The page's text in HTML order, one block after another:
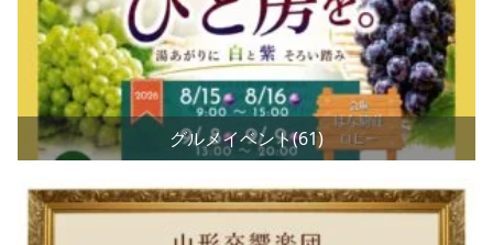
グルメイベント(61)